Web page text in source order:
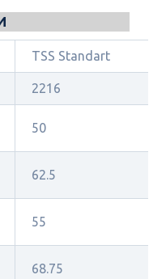
TSS Standart
2216
50
62.5
55
68.75